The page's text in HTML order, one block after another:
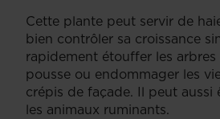
Cette plante peut servir de
bien contrôler sa croissance
rapidement étouffer les arbres
pousse ou endommager les
crépis de façade. Il peut
les animaux ruminants.